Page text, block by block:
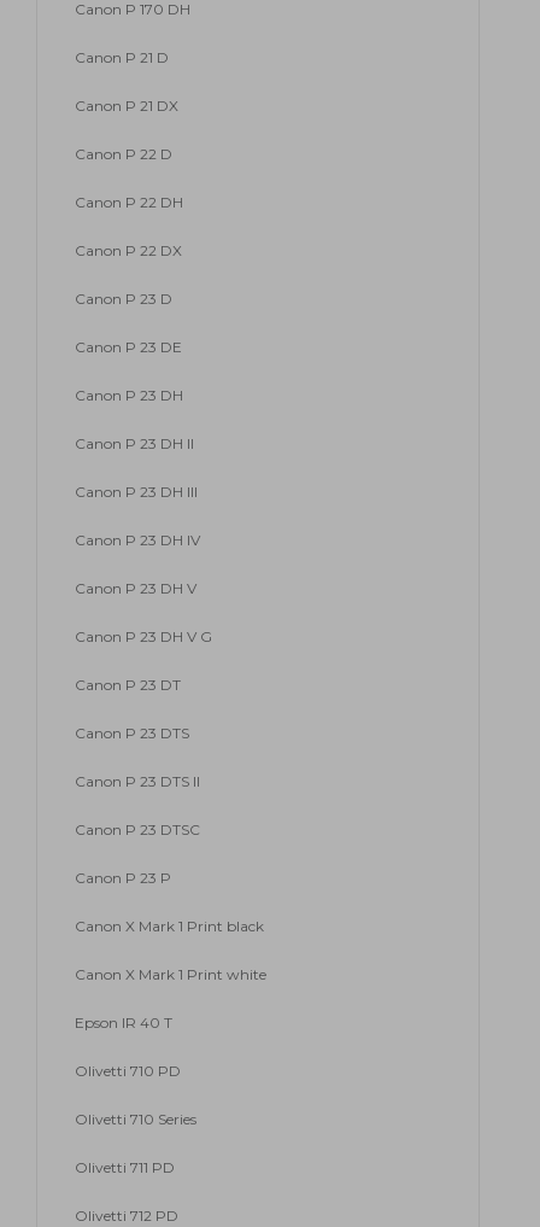
Canon P 170 DH
Canon P 21 D
Canon P 21 DX
Canon P 22 D
Canon P 22 DH
Canon P 22 DX
Canon P 23 D
Canon P 23 DE
Canon P 23 DH
Canon P 23 DH II
Canon P 23 DH III
Canon P 23 DH IV
Canon P 23 DH V
Canon P 23 DH V G
Canon P 23 DT
Canon P 23 DTS
Canon P 23 DTS II
Canon P 23 DTSC
Canon P 23 P
Canon X Mark 1 Print black
Canon X Mark 1 Print white
Epson IR 40 T
Olivetti 710 PD
Olivetti 710 Series
Olivetti 711 PD
Olivetti 712 PD